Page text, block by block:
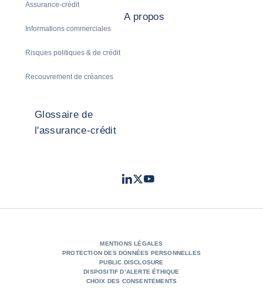
Assurance-crédit
Informations commerciales
Risques politiques & de crédit
Recouvrement de créances
A propos
Glossaire de
l'assurance-crédit
LinkedIn
TwitterYoutube
MENTIONS LÉGALES
PROTECTION DES DONNÉES PERSONNELLES
PUBLIC DISCLOSURE
DISPOSITIF D’ALERTE ÉTHIQUE
CHOIX DES CONSENTEMENTS